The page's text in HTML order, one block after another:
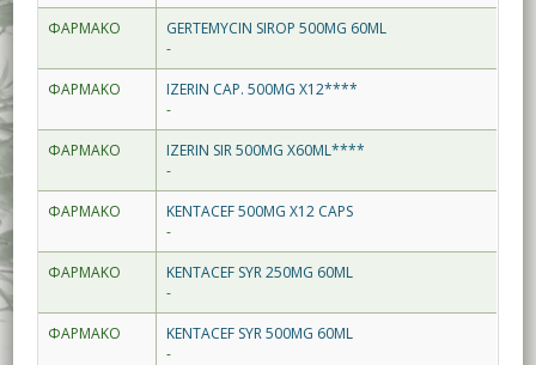
ΦΑΡΜΑΚΟ
GERTEMYCIN SIROP 500MG 60ML
-
ΦΑΡΜΑΚΟ
IZERIN CAP. 500MG X12****
-
ΦΑΡΜΑΚΟ
IZERIN SIR 500MG X60ML****
-
ΦΑΡΜΑΚΟ
KENTACEF 500MG X12 CAPS
-
ΦΑΡΜΑΚΟ
KENTACEF SYR 250MG 60ML
-
ΦΑΡΜΑΚΟ
KENTACEF SYR 500MG 60ML
-